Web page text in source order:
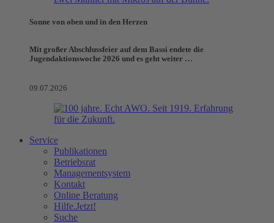
Sonne von oben und in den Herzen
Mit großer Abschlussfeier auf dem Bassi endete die
Jugendaktionswoche 2026 und es geht weiter …
09.07.2026
Service
Publikationen
Betriebsrat
Managementsystem
Kontakt
Online Beratung
Hilfe.Jetzt!
Suche